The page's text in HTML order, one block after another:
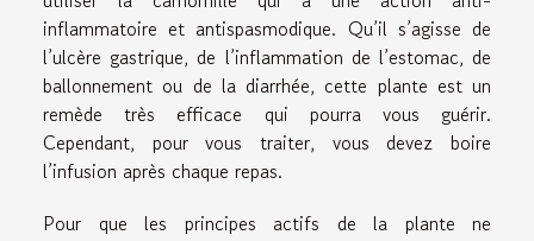
inflammatoire et antispasmodique. Qu’il s’agisse de
l’ulcère gastrique, de l’inflammation de l’estomac, de
ballonnement ou de la diarrhée, cette plante est un
remède très efficace qui pourra vous guérir.
Cependant, pour vous traiter, vous devez boire
l’infusion après chaque repas.
Pour que les principes actifs de la plante ne